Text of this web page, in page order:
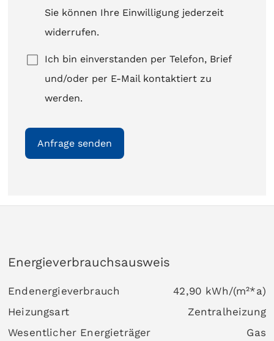
Energieverbrauchsausweis
Endenergieverbrauch
42,90 kWh/(m²*a)
Heizungsart
Zentralheizung
Wesentlicher Energieträger
Gas